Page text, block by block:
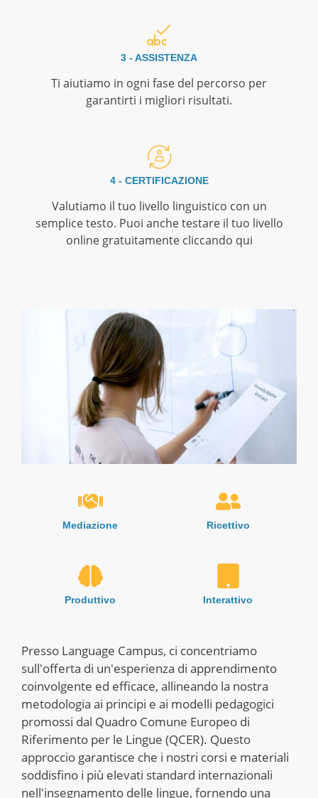
3 - ASSISTENZA
Ti aiutiamo in ogni fase del percorso per
garantirti i migliori risultati.
4 - CERTIFICAZIONE
Valutiamo il tuo livello linguistico con un
semplice testo. Puoi anche testare il tuo livello
online gratuitamente cliccando qui
Mediazione Ricettivo
Produttivo Interattivo
Presso Language Campus, ci concentriamo
sull'offerta di un'esperienza di apprendimento
coinvolgente ed efficace, allineando la nostra
metodologia ai principi e ai modelli pedagogici
promossi dal Quadro Comune Europeo di
Riferimento per le Lingue (QCER). Questo
approccio garantisce che i nostri corsi e materiali
soddisfino i più elevati standard internazionali
nell'insegnamento delle lingue, fornendo una